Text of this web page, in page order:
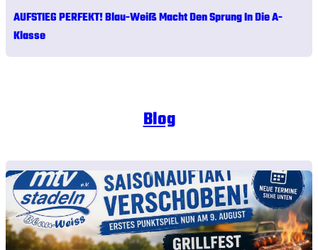
AUFSTIEG PERFEKT! Blau-Weiß Macht Den Sprung In Die A-
Klasse
Blog